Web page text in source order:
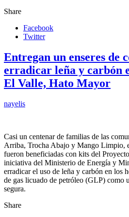
Share
Facebook
Twitter
Entregan un enseres de
erradicar leña y carbón
El Valle, Hato Mayor
nayelis
Casi un centenar de familias de las
Arriba, Trocha Abajo y Mango Limpio,
fueron beneficiadas con kits del
iniciativa del Ministerio de Energía y
erradicar el uso de leña y carbón en los
de gas licuado de petróleo (GLP) como
segura.
Share